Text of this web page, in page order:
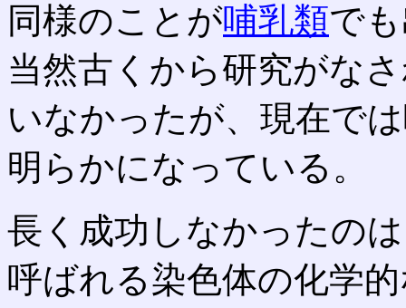
同様のことが哺乳類で
当然古くから研究がな
いなかったが、現在で
明らかになっている。
長く成功しなかったの
呼ばれる染色体の化学